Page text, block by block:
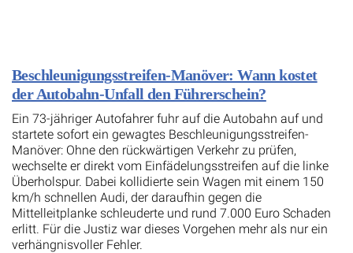
Beschleunigungsstreifen-Manöver: Wann kostet
der Autobahn-Unfall den Führerschein?
Ein 73-jähriger Autofahrer fuhr auf die Autobahn auf und
startete sofort ein gewagtes Beschleunigungsstreifen-
Manöver: Ohne den rückwärtigen Verkehr zu prüfen,
wechselte er direkt vom Einfädelungsstreifen auf die linke
Überholspur. Dabei kollidierte sein Wagen mit einem 150
km/h schnellen Audi, der daraufhin gegen die
Mittelleitplanke schleuderte und rund 7.000 Euro Schaden
erlitt. Für die Justiz war dieses Vorgehen mehr als nur ein
verhängnisvoller Fehler.